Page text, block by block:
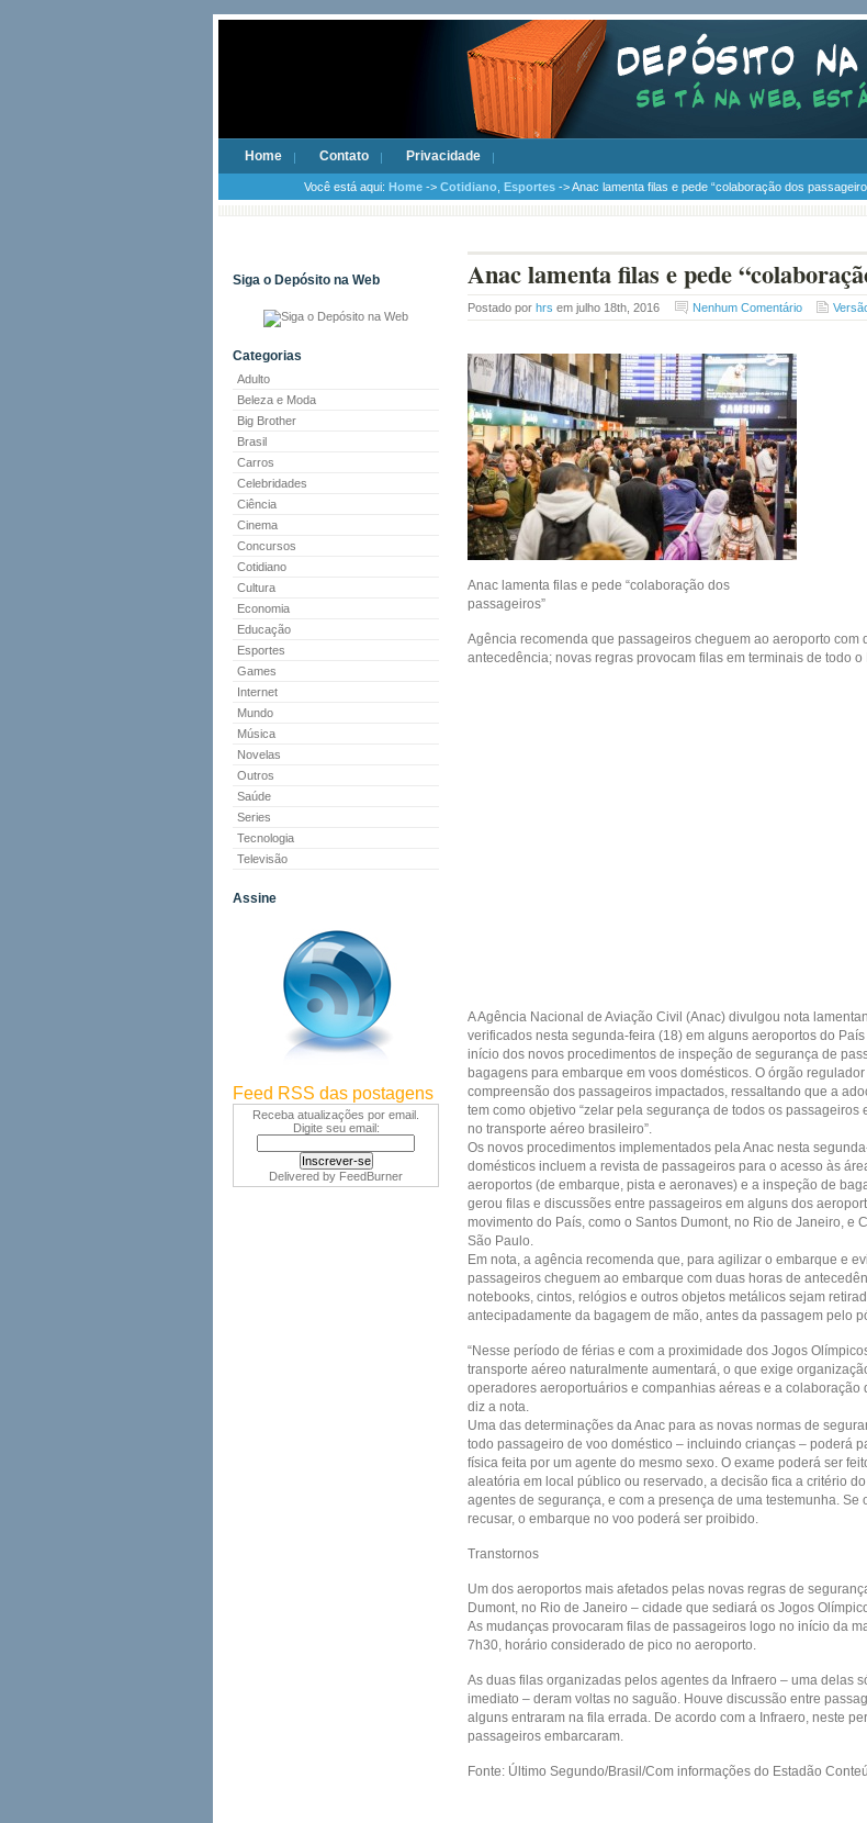
Home Contato Privacidade
Você está aqui: Home -> Cotidiano Esportes -> Anac lamenta filas e pede “colaboração dos
Siga o Depósito na Web
Categorias
Adulto
Beleza e Moda
Big Brother
Brasil
Carros
Celebridades
Ciência
Cinema
Concursos
Cotidiano
Cultura
Economia
Educação
Esportes
Games
Internet
Mundo
Música
Novelas
Outros
Saúde
Series
Tecnologia
Televisão
Assine
Feed RSS das postagens
Receba atualizações por email.
Digite seu email:
Delivered by FeedBurner
Anac lamenta filas e pede
Postado por hrs em julho 18th, 2016 Nenhum Comentário
Anac lamenta filas e pede “colaboração dos
passageiros”
Agência recomenda que passageiros cheguem ao aeroporto com
antecedência; novas regras provocam filas em terminais de todo o
A Agência Nacional de Aviação Civil (Anac) divulgou nota
verificados nesta segunda-feira (18) em alguns aeroportos do
início dos novos procedimentos de inspeção de segurança de
bagagens para embarque em voos domésticos. O órgão
compreensão dos passageiros impactados, ressaltando que a
tem como objetivo “zelar pela segurança de todos os passageiros
no transporte aéreo brasileiro”.
Os novos procedimentos implementados pela Anac nesta
domésticos incluem a revista de passageiros para o acesso às
aeroportos (de embarque, pista e aeronaves) e a inspeção de
gerou filas e discussões entre passageiros em alguns dos
movimento do País, como o Santos Dumont, no Rio de Janeiro, e
São Paulo.
Em nota, a agência recomenda que, para agilizar o embarque e
passageiros cheguem ao embarque com duas horas de
notebooks, cintos, relógios e outros objetos metálicos sejam
antecipadamente da bagagem de mão, antes da passagem pelo
“Nesse período de férias e com a proximidade dos Jogos
transporte aéreo naturalmente aumentará, o que exige
operadores aeroportuários e companhias aéreas e a colaboração
diz a nota.
Uma das determinações da Anac para as novas normas de
todo passageiro de voo doméstico – incluindo crianças – poderá
física feita por um agente do mesmo sexo. O exame poderá ser
aleatória em local público ou reservado, a decisão fica a critério
agentes de segurança, e com a presença de uma testemunha. Se
recusar, o embarque no voo poderá ser proibido.
Transtornos
Um dos aeroportos mais afetados pelas novas regras de
Dumont, no Rio de Janeiro – cidade que sediará os Jogos
As mudanças provocaram filas de passageiros logo no início da
7h30, horário considerado de pico no aeroporto.
As duas filas organizadas pelos agentes da Infraero – uma delas
imediato – deram voltas no saguão. Houve discussão entre
alguns entraram na fila errada. De acordo com a Infraero, neste
passageiros embarcaram.
Fonte: Último Segundo/Brasil/Com informações do Estadão